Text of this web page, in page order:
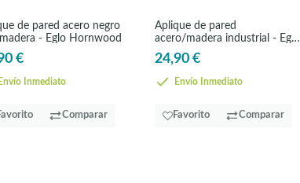
de pared acero negro
- Eglo Hornwood
€
Envío Inmediato
Comparar
Aplique de pared
acero/madera industrial - Eglo
Townshend
24,90 €
Envío Inmediato
Favorito Comparar